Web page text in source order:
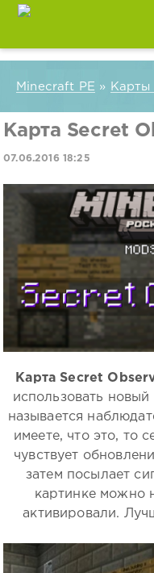
Minecraft PE » Карты
Карта Secret
07.06.2016 18:25
Карта Secret
использовать
называется
имеете, что это, то
чувствует
затем посылает
картинке можно
активировали.